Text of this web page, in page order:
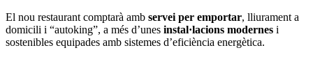
El nou restaurant comptarà amb servei per emportar, lliurament a
domicili i “autoking”, a més d’unes instal·lacions modernes i
sostenibles equipades amb sistemes d’eficiència energètica.